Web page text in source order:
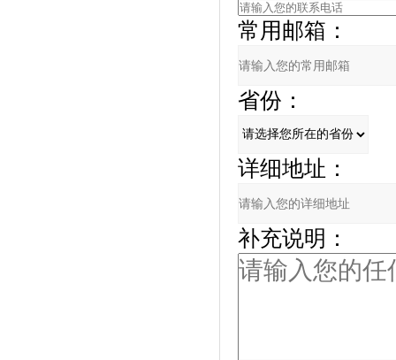
常用邮箱：
省份：
详细地址：
补充说明：